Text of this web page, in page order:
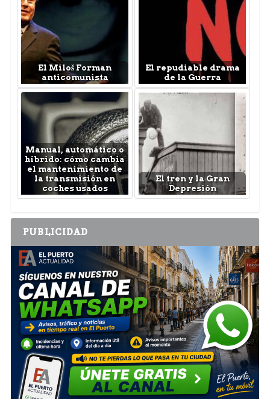
El Miloš Forman
anticomunista
El repudiable drama
de la Guerra
Manual, automático o
híbrido: cómo cambia
el mantenimiento de
la transmisión en
coches usados
El tren y la Gran
Depresión
PUBLICIDAD